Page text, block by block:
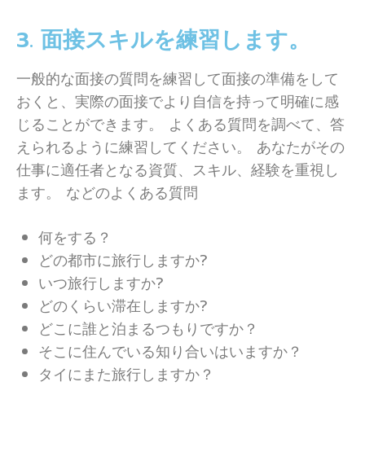
3. 面接スキルを練習します。
一般的な面接の質問を練習して面接の準備をして
おくと、実際の面接でより自信を持って明確に感
じることができます。 よくある質問を調べて、答
えられるように練習してください。 あなたがその
仕事に適任者となる資質、スキル、経験を重視し
ます。 などのよくある質問
何をする？
どの都市に旅行しますか?
いつ旅行しますか?
どのくらい滞在しますか?
どこに誰と泊まるつもりですか？
そこに住んでいる知り合いはいますか？
タイにまた旅行しますか？